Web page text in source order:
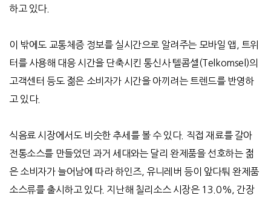
하고 있다.
이 밖에도 교통체증 정보를 실시간으로 알려주는 모바일 앱, 트위
터를 사용해 대응 시간을 단축시킨 통신사 텔콤셀(Telkomsel)의
고객센터 등도 젊은 소비자가 시간을 아끼려는 트렌드를 반영하
고 있다.
식음료 시장에서도 비슷한 추세를 볼 수 있다. 직접 재료를 갈아
전통소스를 만들었던 과거 세대와는 달리 완제품을 선호하는 젊
은 소비자가 늘어남에 따라 하인즈, 유니레버 등이 앞다퉈 완제품
소스류를 출시하고 있다. 지난해 칠리소스 시장은 13.0%, 간장